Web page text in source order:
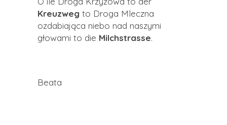
Kreuzweg to Droga Mleczna
ozdabiająca niebo nad naszymi
głowami to die Milchstrasse.
Beata